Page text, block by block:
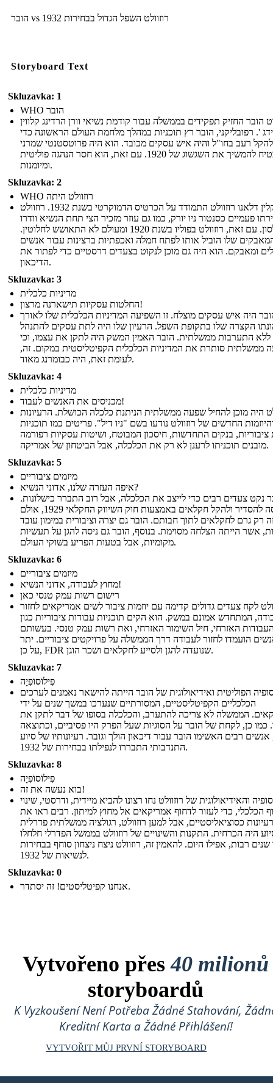
הובר vs רוזוולט השפל הגדול בבחירות 1932
Storyboard Text
Skluzavka: 1
WHO הובר
הובר החזיק תפקידים בממשלה עבור קודמת נשיאי וורן הרדינג קלווין
'. רפובליקני, הובר רץ תוכניות במהלך מלחמת העולם הראשונה כדי
להקל רעב בחו"ל והיה איש עסקים מכובד. הוא היה פרוטסטנטי שמרני
כי הבטיח להמשיך את השגשוג של 1920. עם זאת, הוא חסר הנהגה פוליטית
ומיומנות.
Skluzavka: 2
WHO רוזוולט היתה
פרנקלין דלאנו רוזוולט התמודד על הכרטיס הדמוקרטי בשנת 1932. רוזוולט
פעמיים כסנטור ניו יורק, כמו גם עוזר מזכיר הצי תחת הנשיא וודרו
וילסון. עם זאת, רוזוולט בפוליו בשנת 1920 ומעולם לא התאושש לחלוטין.
שלו הוביל אותו לפתח חמלה ואכפתיות ברצינות עבור אנשים
ומאבקם. הוא היה גם מוכן לנקוט בצעדים דרסטיים כדי לפתור את
הדיכאון.
Skluzavka: 3
מדיניות כלכלית
החלטות עסקיות תישארנה מרצון!
היה איש עסקים מוצלח. זו השפיעה המדיניות הכלכלית שלו לאורך
הקצרה שלו בתקופת השפל. הרעיון שלו היה לתת עסקים להתנהל
ללא התערבות ממשלתית. הובר האמין המשק היה לתקן את עצמו, וכי
ממשלתית סותרת את המדיניות הכלכלית הקפיטליסטית במקום. זה,
לעומת זאת, היה כבומרנג מאוד.
Skluzavka: 4
מדיניות כלכלית
מכניסים את האנשים לעבוד!
היה מוכן להחיל שפעה ממשלתית הניתנת כלכלה הכושלת. הרעיונות
החדשים של רוזוולט נודעו בשם "ניו דיל". פריטים כמו תוכניות
ציבוריות, בנקים התחדשות, חיסכון המבוטח, ושיטות עסקיות רפורמה
מובנים תוכניתו לרענן לא רק את הכלכלה, אבל הביטחון של אמריקה.
Skluzavka: 5
מיזמים ציבוריים
איפה העזרה שלנו, אדוני הנשיא?
נקט צעדים רבים כדי לייצב את הכלכלה, אבל רוב התברר כישלונות.
הוא ניסה להסדיר ולהקל חקלאים באמצעות חוק השיווק החקלאי 1929, אולם
רק גרם לחקלאים לתוך חבותם. הובר גם יצרה וציבורית במימון עובד
אשר הייתה הצלחה מסוימת. בנוסף, הובר גם ניסה להגן על תעשיות
מקומיות, אבל בטעות הפריע בשוקי העולם.
Skluzavka: 6
מיזמים ציבוריים
מחוץ לעבודה, אדוני הנשיא!
רישום רשות עמק טנסי כאן
לקח צעדים גדולים קדימה עם יוזמות ציבור לשים אמריקאים לחזור
המתחדש אמונם במשק. הוא הקים תוכניות עבודות ציבוריות כגון
האזרחי, חיל השימור האזרחי, ואת רשות עמק טנסי. בעשותם
הועמדו לחזור לעבודה דרך הממשלה על פרויקטים ציבוריים. יתר
על כן, FDR שנועדה להגן ולסייע לחקלאים ושכר הוגן.
Skluzavka: 7
פִילוֹסוֹפִיָה
הפוליטית ואידיאולוגית של הובר הייתה להישאר נאמנים לערכים
הכלכליים הקפיטליסטיים, המסורתיים שנערכו במשך שנים על ידי
הממשלה לא צריכה להתערב, והכלכלה בסופו של דבר לתקן את
כמו כן, לקחת של הובר על הסוגיות שעל הפרק היו פסיביים, וכתוצאה
רבים האשימו הובר עבור דיכאון הולך וגובר. רעיונותיו של סיוע
התנדבותי התבררו לנפילתו בבחירות של 1932.
Skluzavka: 8
פִילוֹסוֹפִיָה
בוא נעשה את זה!
והאידיאולוגית של רוזוולט נחו רצונו להביא מיידית, ודרסטי, שינוי
הכלכלי, כדי לעזור לדחוף אמריקאים אל מחוץ למיתון. רבים ראו את
כסוציאליסטיים, אבל למען רוזוולט, רגולציה ממשלתית פדרלית
היה הכרחית. התקנות והשינויים של רוזוולט בממשל הפדרלי חלחלו
רבות, אפילו היום. להאמין זה, רוזוולט ניצח ניצחון סוחף בבחירות
לנשיאות של 1932.
Skluzavka: 0
אנחנו קפיטליסטים! זה יסתדר.
Vytvořeno přes40 milionů
storyboardů
K Vyzkoušení Není Potřeba Žádné Stahování,
Kreditní Karta a Žádné Přihlášení!
VYTVOŘIT MŮJ PRVNÍ STORYBOARD